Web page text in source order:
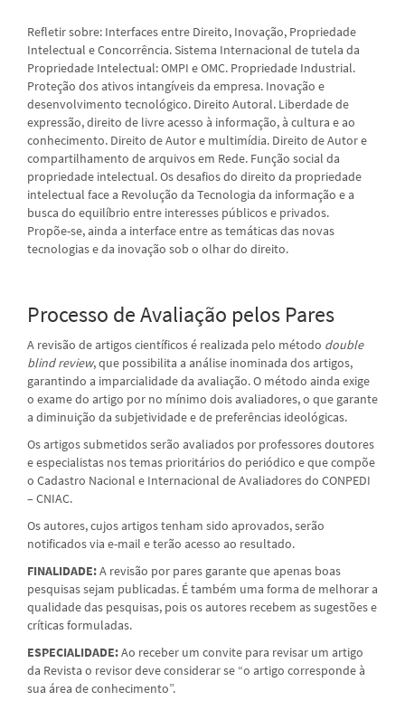
Refletir sobre: Interfaces entre Direito, Inovação, Propriedade
Intelectual e Concorrência. Sistema Internacional de tutela da
Propriedade Intelectual: OMPI e OMC. Propriedade Industrial.
Proteção dos ativos intangíveis da empresa. Inovação e
desenvolvimento tecnológico. Direito Autoral. Liberdade de
expressão, direito de livre acesso à informação, à cultura e ao
conhecimento. Direito de Autor e multimídia. Direito de Autor e
compartilhamento de arquivos em Rede. Função social da
propriedade intelectual. Os desafios do direito da propriedade
intelectual face a Revolução da Tecnologia da informação e a
busca do equilíbrio entre interesses públicos e privados.
Propõe-­se, ainda a interface entre as temáticas das novas
tecnologias e da inovação sob o olhar do direito.
Processo de Avaliação pelos Pares
A revisão de artigos científicos é realizada pelo método double
blind review, que possibilita a análise inominada dos artigos,
garantindo a imparcialidade da avaliação. O método ainda exige
o exame do artigo por no mínimo dois avaliadores, o que garante
a diminuição da subjetividade e de preferências ideológicas.
Os artigos submetidos serão avaliados por professores doutores
e especialistas nos temas prioritários do periódico e que compõe
o Cadastro Nacional e Internacional de Avaliadores do CONPEDI
– CNIAC.
Os autores, cujos artigos tenham sido aprovados, serão
notificados via e-mail e terão acesso ao resultado.
FINALIDADE:A revisão por pares garante que apenas boas
pesquisas sejam publicadas. É também uma forma de melhorar a
qualidade das pesquisas, pois os autores recebem as sugestões e
críticas formuladas.
ESPECIALIDADE:Ao receber um convite para revisar um artigo
da Revista o revisor deve considerar se “o artigo corresponde à
sua área de conhecimento”.